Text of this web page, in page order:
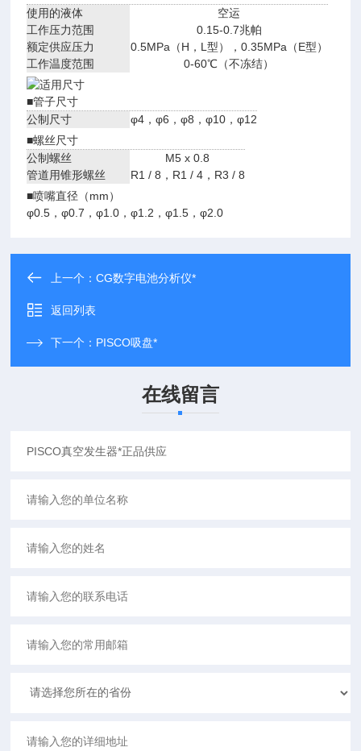
使用的液体
空运
工作压力范围
0.15-0.7兆帕
额定供应压力
0.5MPa（H，L型），0.35MPa（E型）
工作温度范围
0-60℃（不冻结）
■管子尺寸
公制尺寸
φ4，φ6，φ8，φ10，φ12
■螺丝尺寸
公制螺丝
M5 x 0.8
管道用锥形螺丝
R1 / 8，R1 / 4，R3 / 8
■喷嘴直径（mm）
φ0.5，φ0.7，φ1.0，φ1.2，φ1.5，φ2.0
上一个：CG数字电池分析仪*
返回列表
下一个： PISCO吸盘*
在线留言